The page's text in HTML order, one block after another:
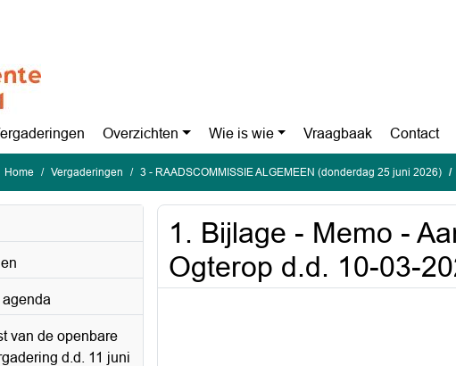
Overzichten Wie is wie Vraagbaak Contact
Home Vergaderingen 3 - RAADSCOMMISSIE ALGEMEEN (donderdag 25 juni 2026)
van de openbare
d.d. 11 juni
1. Bijlage - Memo -
Ogterop d.d. 10-03-